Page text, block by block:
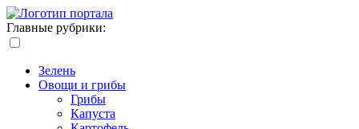
Главные рубрики:
Зелень
Овощи и грибы
Грибы
Капуста